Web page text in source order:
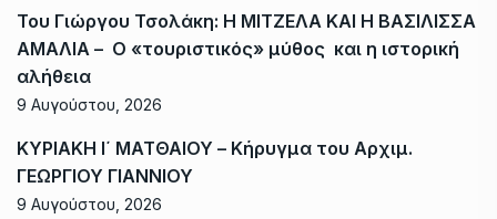
Του Γιώργου Τσολάκη: Η ΜΙΤΖΕΛΑ ΚΑΙ Η ΒΑΣΙΛΙΣΣΑ
ΑΜΑΛΙΑ – Ο «τουριστικός» μύθος και η ιστορική
αλήθεια
9 Αυγούστου, 2026
ΚΥΡΙΑΚΗ Ι΄ ΜΑΤΘΑΙΟΥ – Κήρυγμα του Αρχιμ.
ΓΕΩΡΓΙΟΥ ΓΙΑΝΝΙΟΥ
9 Αυγούστου, 2026